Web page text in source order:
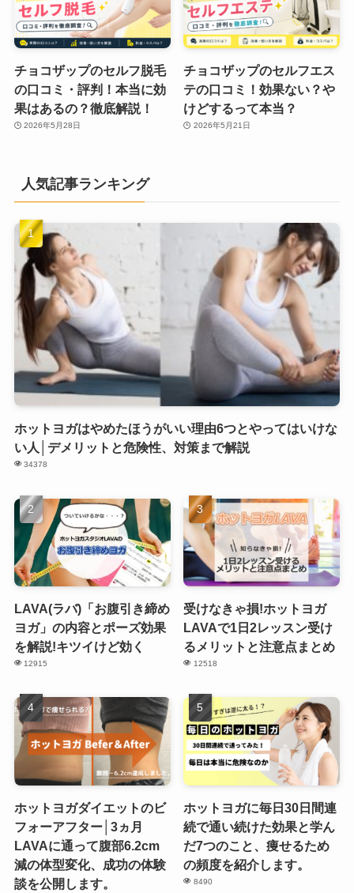
チョコザップのセルフ脱毛
の口コミ・評判！本当に効
果はあるの？徹底解説！
2026年5月28日
チョコザップのセルフエス
テの口コミ！効果ない？や
けどするって本当？
2026年5月21日
人気記事ランキング
ホットヨガはやめたほうがいい理由6つとやってはいけな
い人│デメリットと危険性、対策まで解説
34378
LAVA(ラバ)「お腹引き締め
ヨガ」の内容とポーズ効果
を解説!キツイけど効く
12915
受けなきゃ損!ホットヨガ
LAVAで1日2レッスン受け
るメリットと注意点まとめ
12518
ホットヨガダイエットのビ
フォーアフター│3ヵ月
LAVAに通って腹部6.2cm
減の体型変化、成功の体験
談を公開します。
ホットヨガに毎日30日間連
続で通い続けた効果と学ん
だ7つのこと、痩せるため
の頻度を紹介します。
8490